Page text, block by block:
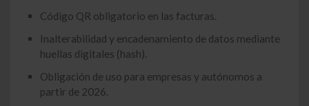
Código QR obligatorio en las facturas.
Inalterabilidad y encadenamiento de datos mediante
huellas digitales (hash).
Obligación de uso para empresas y autónomos a
partir de 2026.